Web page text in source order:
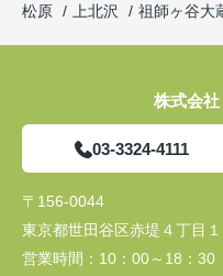
松原
上北沢 祖師ヶ谷大
株式会
03-3324-4111
〒156-0044
東京都世田谷区赤堤４丁目１
営業時間： 10：00～18：30